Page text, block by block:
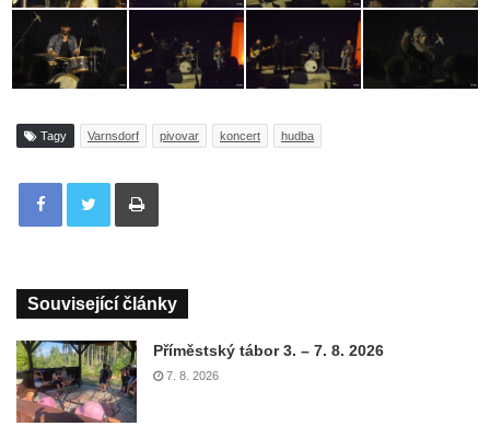
Tagy Varnsdorf pivovar koncert hudba
Tisknout
Související články
Příměstský tábor 3. – 7. 8. 2026
7. 8. 2026